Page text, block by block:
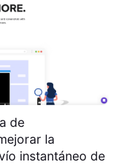
de
la
instantáneo de